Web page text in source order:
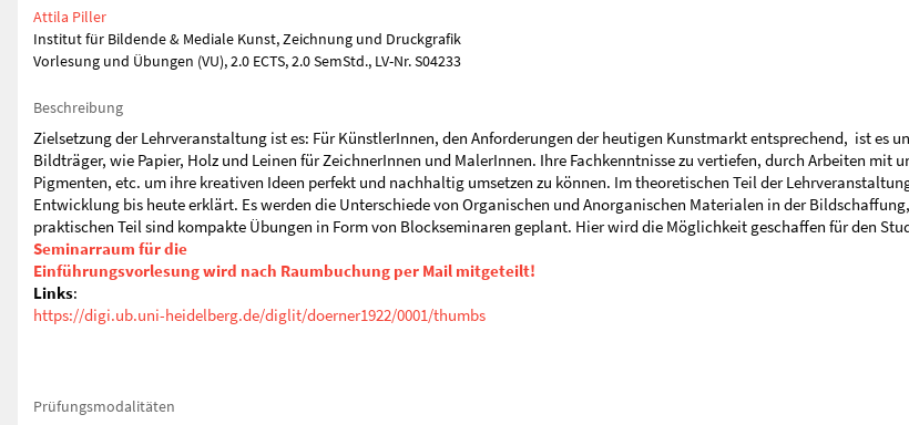
Attila Piller
Institut für Bildende & Mediale Kunst, Zeichnung und Druckgrafik
Vorlesung und Übungen (VU), 2.0 ECTS, 2.0 SemStd., LV-Nr. S04233
Beschreibung
Zielsetzung der Lehrveranstaltung ist es: Für KünstlerInnen, den Anforderungen der heutigen Kunstmarkt entsprechend, ist es
Bildträger, wie Papier, Holz und Leinen für ZeichnerInnen und MalerInnen. Ihre Fachkenntnisse zu vertiefen, durch Arbeiten
Pigmenten, etc. um ihre kreativen Ideen perfekt und nachhaltig umsetzen zu können. Im theoretischen Teil der
Entwicklung bis heute erklärt. Es werden die Unterschiede von Organischen und Anorganischen Materialen in der
praktischen Teil sind kompakte Übungen in Form von Blockseminaren geplant. Hier wird die Möglichkeit geschaffen für den
Seminarraum für die
Einführungsvorlesung wird nach Raumbuchung per Mail mitgeteilt!
Links:
https://digi.ub.uni-heidelberg.de/diglit/doerner1922/0001/thumbs
Prüfungsmodalitäten